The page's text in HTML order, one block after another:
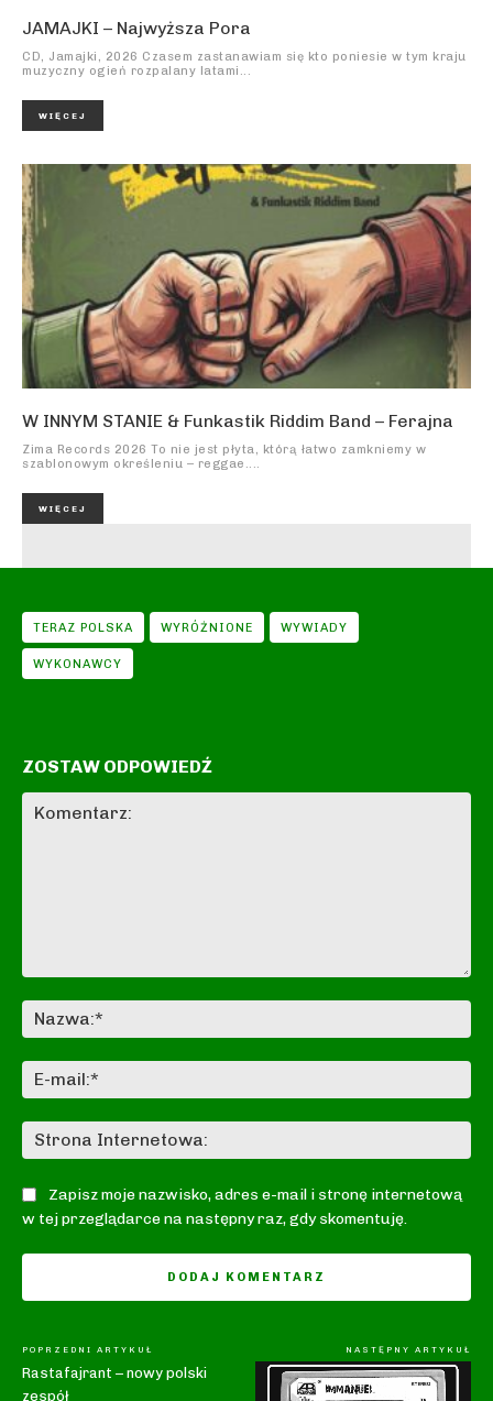
JAMAJKI – Najwyższa Pora
CD, Jamajki, 2026 Czasem zastanawiam się kto poniesie w tym kraju
muzyczny ogień rozpalany latami...
WIĘCEJ
W INNYM STANIE & Funkastik Riddim Band – Ferajna
Zima Records 2026 To nie jest płyta, którą łatwo zamkniemy w
szablonowym określeniu – reggae....
WIĘCEJ
TERAZ POLSKA WYRÓŻNIONE WYWIADY
WYKONAWCY
ZOSTAW ODPOWIEDŹ
Zapisz moje nazwisko, adres e-mail i stronę internetową
w tej przeglądarce na następny raz, gdy skomentuję.
POPRZEDNI ARTYKUŁ
Rastafajrant – nowy polski
zespół
NASTĘPNY ARTYKUŁ